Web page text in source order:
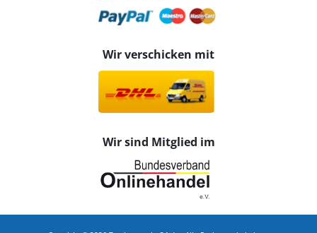
Wir verschicken mit
Wir sind Mitglied im